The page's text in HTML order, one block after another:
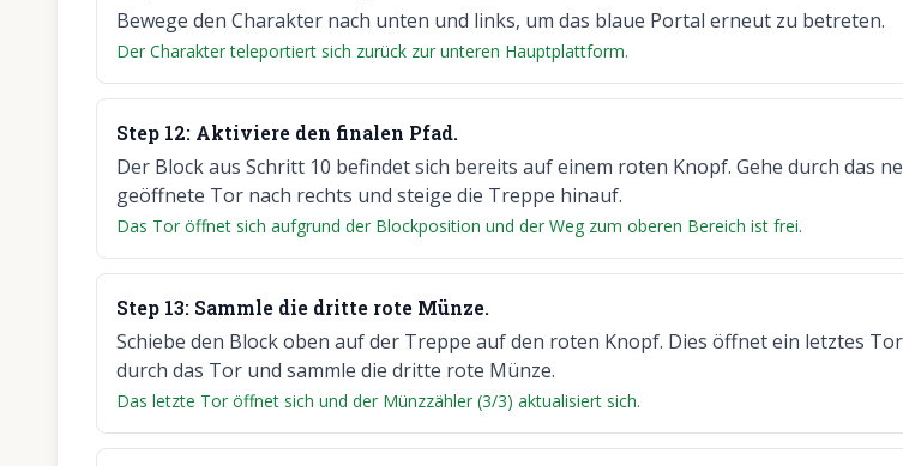
Bewege den Charakter nach unten und links, um das blaue Portal erneut zu betreten.
Der Charakter teleportiert sich zurück zur unteren Hauptplattform.
Step 12: Aktiviere den finalen Pfad.
Der Block aus Schritt 10 befindet sich bereits auf einem roten Knopf. Gehe durch das
geöffnete Tor nach rechts und steige die Treppe hinauf.
Das Tor öffnet sich aufgrund der Blockposition und der Weg zum oberen Bereich ist frei.
Step 13: Sammle die dritte rote Münze.
Schiebe den Block oben auf der Treppe auf den roten Knopf. Dies öffnet ein letztes
durch das Tor und sammle die dritte rote Münze.
Das letzte Tor öffnet sich und der Münzzähler (3/3) aktualisiert sich.